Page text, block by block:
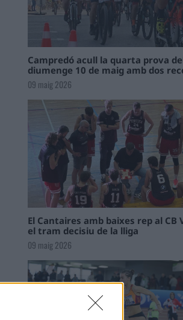
Campredó acull la quarta prova
diumenge 10 de maig amb dos
09 maig 2026
El Cantaires amb baixes rep al CB
el tram decisiu de la lliga
09 maig 2026